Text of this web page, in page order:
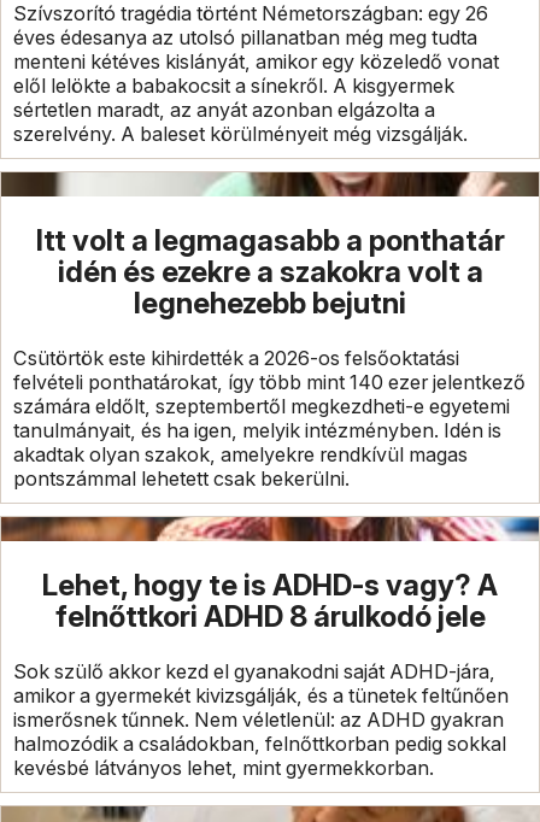
Szívszorító tragédia történt Németországban: egy 26
éves édesanya az utolsó pillanatban még meg tudta
menteni kétéves kislányát, amikor egy közeledő vonat
elől lelökte a babakocsit a sínekről. A kisgyermek
sértetlen maradt, az anyát azonban elgázolta a
szerelvény. A baleset körülményeit még vizsgálják.
Itt volt a legmagasabb a ponthatár
idén és ezekre a szakokra volt a
legnehezebb bejutni
Csütörtök este kihirdették a 2026-os felsőoktatási
felvételi ponthatárokat, így több mint 140 ezer jelentkező
számára eldőlt, szeptembertől megkezdheti-e egyetemi
tanulmányait, és ha igen, melyik intézményben. Idén is
akadtak olyan szakok, amelyekre rendkívül magas
pontszámmal lehetett csak bekerülni.
Lehet, hogy te is ADHD-s vagy? A
felnőttkori ADHD 8 árulkodó jele
Sok szülő akkor kezd el gyanakodni saját ADHD-jára,
amikor a gyermekét kivizsgálják, és a tünetek feltűnően
ismerősnek tűnnek. Nem véletlenül: az ADHD gyakran
halmozódik a családokban, felnőttkorban pedig sokkal
kevésbé látványos lehet, mint gyermekkorban.